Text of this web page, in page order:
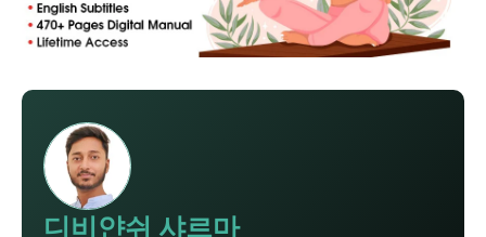
디비얀쉬 샤르마